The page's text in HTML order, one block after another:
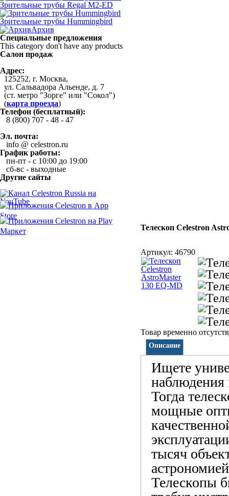
Зрительные трубы Regal M2-ED
Зрительные трубы Hummingbird
Архив
Специальные предложения
This category don't have any products
Салон продаж
Адрес:
125252, г. Москва,
ул. Сальвадора Альенде, д. 7
(ст. метро "Зорге" или "Сокол")
(карта проезда)
Телефон (бесплатный):
8 (800) 707 - 48 - 47
Эл. почта:
info @ celestron.ru
График работы:
пн-пт - с 10:00 до 19:00
сб-вс - выходные
Другие сайты
Телескоп Celestron
Артикул: 46790
Товар временно
Описание
Ищете
наблюдения
Тогда
мощные
тысяч
Телескопы